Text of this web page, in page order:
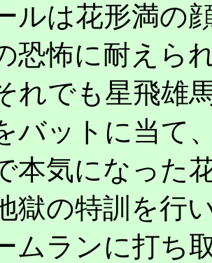
ルは花形満の
恐怖に耐えら
れでも星飛雄
バットに当て
気になった
獄の特訓を行
ムランに打ち